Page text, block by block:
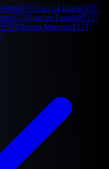
🇩🇰Læs på Dansk🇩🇪
🇪🇸Leer en Español🇫🇮
🇭🇺Olvasás Magyarul🇮🇹